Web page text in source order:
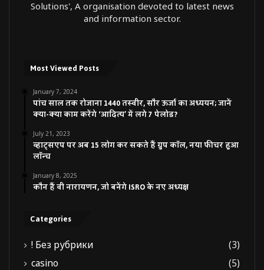
Solutions', A organisation devoted to latest news
and information sector.
Most Viewed Posts
January 7, 2024
पांच साल तक रोजाना 1440 तस्वीर, सौर ऊर्जा का अध्ययन; जानें
क्या-क्या काम करेंगे ‘आदित्य’ में लगे 7 पेलोड?
July 21, 2023
व्हाट्सएप पर अब 15 लोग कर सकते हैं ग्रुप कॉल, नया फीचर हुआ
लॉन्च
January 8, 2025
कौन हैं वी नारायणन, जो बनेंगे ISRO के नए अध्यक्ष
Categories
! Без рубрики
(3)
casino
(5)